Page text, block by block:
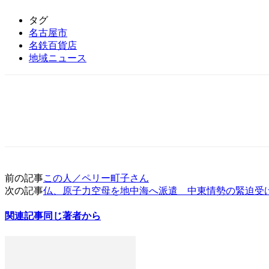
タグ
名古屋市
名鉄百貨店
地域ニュース
前の記事この人／ペリー町子さん
次の記事仏、原子力空母を地中海へ派遣 中東情勢の緊迫受
関連記事同じ著者から